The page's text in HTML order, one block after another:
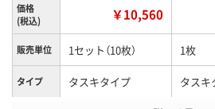
価格
(税込)
￥10,560
販売単位 1セット（10枚） 1枚
タイプ タスキタイプ タスキ